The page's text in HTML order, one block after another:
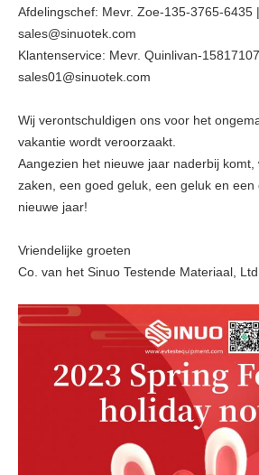
Afdelingschef: Mevr. Zoe-135-3765-6435
sales@sinuotek.com
Klantenservice: Mevr. Quinlivan-
sales01@sinuotek.com
Wij verontschuldigen ons voor het
vakantie wordt veroorzaakt.
Aangezien het nieuwe jaar naderbij
zaken, een goed geluk, een geluk en
nieuwe jaar!
Vriendelijke groeten
Co. van het Sinuo Testende Materiaal, Ltd.